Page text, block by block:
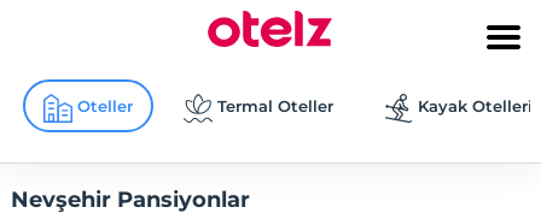
Oteller Termal Oteller Kayak Otelleri
Nevşehir Pansiyonlar